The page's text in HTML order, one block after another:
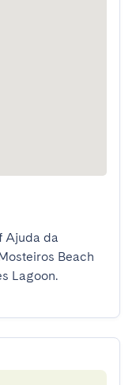
Ajuda da
Beach
Lagoon.